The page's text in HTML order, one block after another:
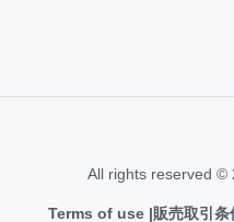
All rights reserved ©
Terms of use 販売取引条